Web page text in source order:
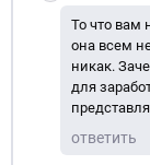
То что вам
она всем
никак.
для
ответить